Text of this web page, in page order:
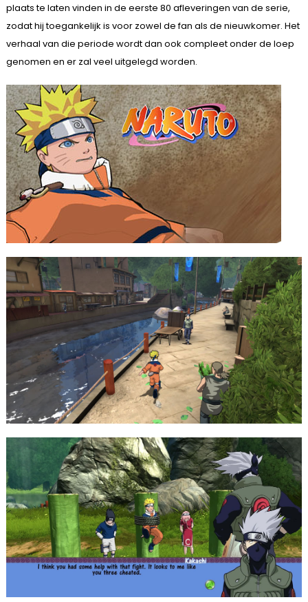
plaats te laten vinden in de eerste 80 afleveringen van de serie,
zodat hij toegankelijk is voor zowel de fan als de nieuwkomer. Het
verhaal van die periode wordt dan ook compleet onder de loep
genomen en er zal veel uitgelegd worden.